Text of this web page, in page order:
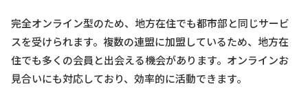
完全オンライン型のため、地方在住でも都市部と同じサービ
スを受けられます。複数の連盟に加盟しているため、地方在
住でも多くの会員と出会える機会があります。オンラインお
見合いにも対応しており、効率的に活動できます。